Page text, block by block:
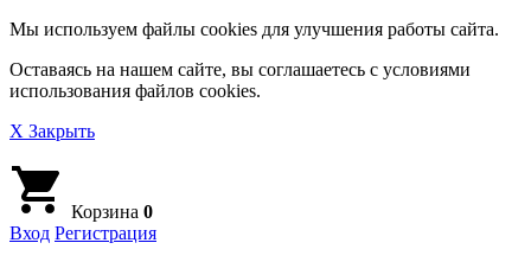
Мы используем файлы cookies для улучшения работы сайта.
Оставаясь на нашем сайте, вы соглашаетесь с условиями
использования файлов cookies.
X Закрыть
Корзина 0
Вход Регистрация